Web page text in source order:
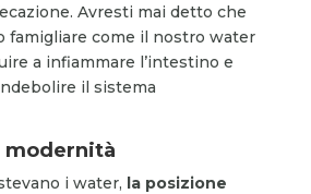
Avresti mai detto che
famigliare come il nostro water
a infiammare l’intestino e
il sistema
modernità
i water, la posizione